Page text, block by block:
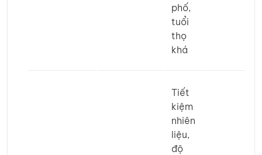
phố,
tuổi
thọ
khá
Tiết
kiệm
nhiên
liệu,
độ